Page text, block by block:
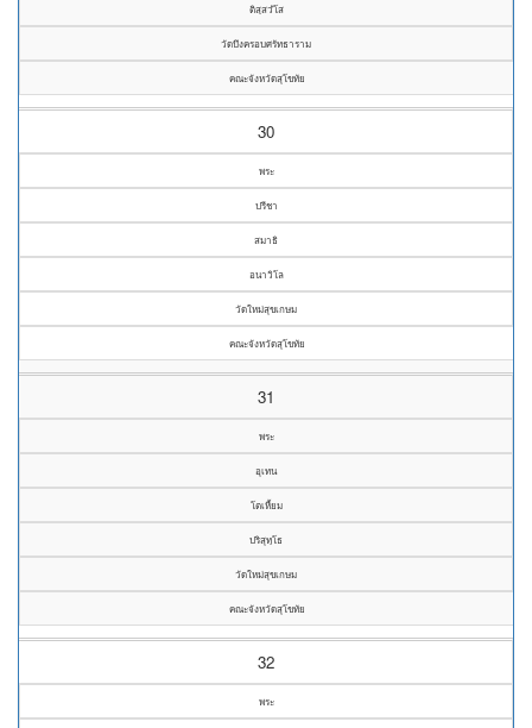
ติสฺสวํโส
วัดบึงครอบศรัทธาราม
คณะจังหวัดสุโขทัย
30
พระ
ปรีชา
สมาธิ
อนาวิโล
วัดใหม่สุขเกษม
คณะจังหวัดสุโขทัย
31
พระ
อุเทน
โตเหี้ยม
ปริสุทฺโธ
วัดใหม่สุขเกษม
คณะจังหวัดสุโขทัย
32
พระ